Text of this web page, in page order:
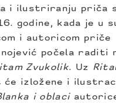
i ilustriranju priča
godine, kada je u
i autoricom priče
počela raditi
Zvukolik. Uz
će izložene i
i oblaci